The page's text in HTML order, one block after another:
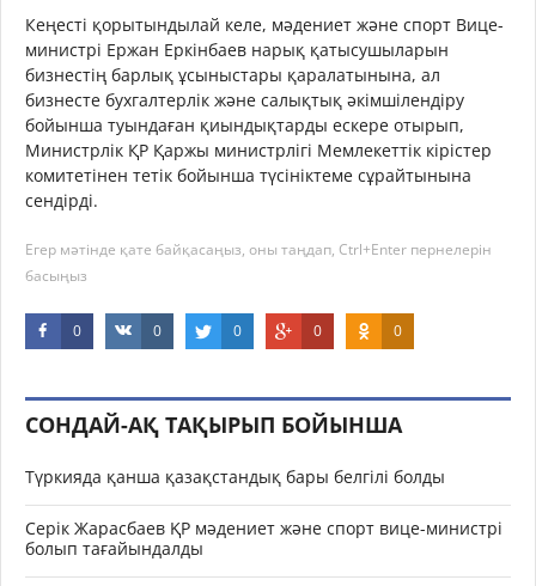
Кеңесті қорытындылай келе, мәдениет және спорт Вице-
министрі Ержан Еркінбаев нарық қатысушыларын
бизнестің барлық ұсыныстары қаралатынына, ал
бизнесте бухгалтерлік және салықтық әкімшілендіру
бойынша туындаған қиындықтарды ескере отырып,
Министрлік ҚР Қаржы министрлігі Мемлекеттік кірістер
комитетінен тетік бойынша түсініктеме сұрайтынына
сендірді.
Егер мәтінде қате байқасаңыз, оны таңдап, Ctrl+Enter пернелерін
басыңыз
0 0 0 0 0
СОНДАЙ-АҚ ТАҚЫРЫП БОЙЫНША
Түркияда қанша қазақстандық бары белгілі болды
Серік Жарасбаев ҚР мәдениет және спорт вице-министрі
болып тағайындалды